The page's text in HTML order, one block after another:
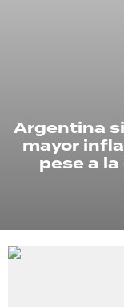
Argentina
mayor
pese a
RECETAS
PALABRAS